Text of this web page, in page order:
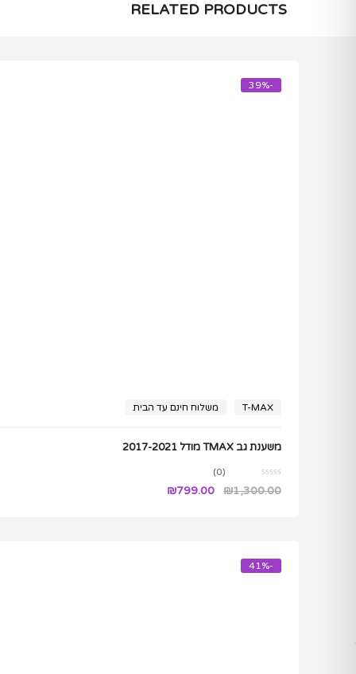
RELATED PRODUCTS
-39%
T-MAX משלוח חינם עד הבית
משענת גב TMAX מודל 2017-2021
(0)
₪1,300.00
המחיר ₪799.00
-41%